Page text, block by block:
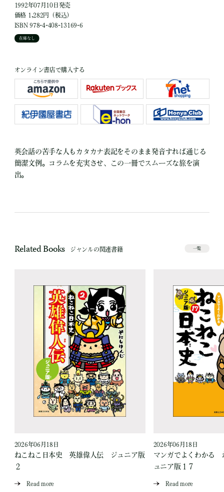
1992年07月10日発売
価格 1,282円（税込）
ISBN 978-4-408-13169-6
在庫なし
オンライン書店で購入する
英会話の苦手な人もカタカナ表記をそのまま発音すれば通じる
簡潔文例。コラムを充実させ、この一冊でスムーズな旅を演
出。
Related Books ジャンルの関連書籍 一覧
2026年06月18日
ねこねこ日本史 英雄偉人伝 ジュニア版
２
Read more
2026年06月18日
マンガでよくわかる
ュニア版１７
Read more